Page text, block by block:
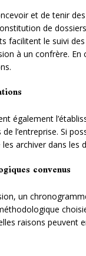
et de tenir
de
facilitent le suivi
à un confrère.
également
l’entreprise. Si
archiver dans les
convenus
un
raisons peuvent